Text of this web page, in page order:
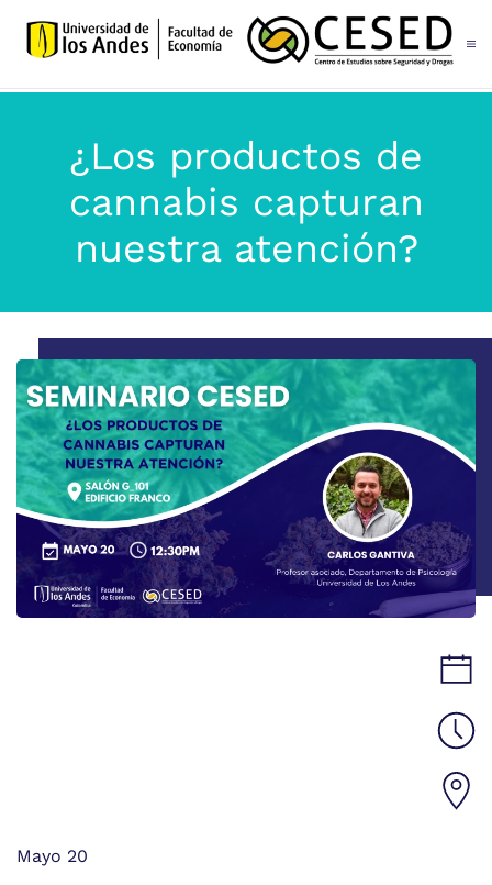
Skip to main content
¿Los productos de
cannabis capturan
nuestra atención?
Mayo 20